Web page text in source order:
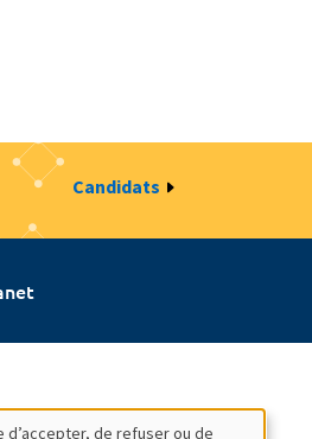
Candidats
de refuser ou de